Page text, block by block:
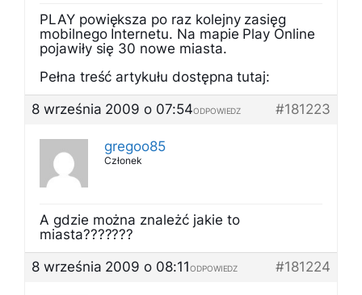
PLAY powiększa po raz kolejny zasięg
mobilnego Internetu. Na mapie Play Online
pojawiły się 30 nowe miasta.
Pełna treść artykułu dostępna tutaj:
8 września 2009 o 07:54
#181223
ODPOWIEDZ
gregoo85
Członek
A gdzie można znależć jakie to
miasta???????
8 września 2009 o 08:11
#181224
ODPOWIEDZ